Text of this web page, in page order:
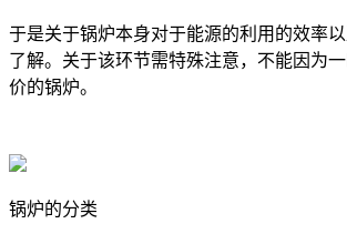
于是关于锅炉本身对于能源的利用的效率
了解。关于该环节需特殊注意，不能因为
价的锅炉。
锅炉的分类